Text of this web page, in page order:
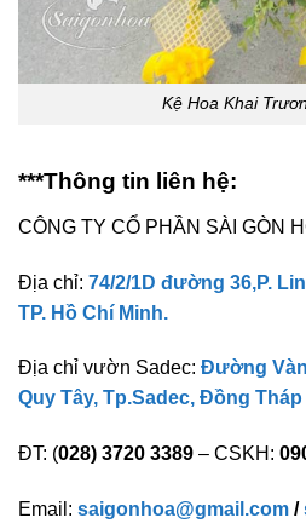
Kệ Hoa Khai
***Thông tin liên hệ:
CÔNG TY CỔ PHẦN SÀI GÒN
Địa chỉ: 74/2/1D đường 36,P.
TP. Hồ Chí Minh.
Địa chỉ vườn Sadec: Đường
Quy Tây, Tp.Sadec, Đồng Tháp
ĐT: (028) 3720 3389 – CSKH:
Email: saigonhoa@gmail.com /